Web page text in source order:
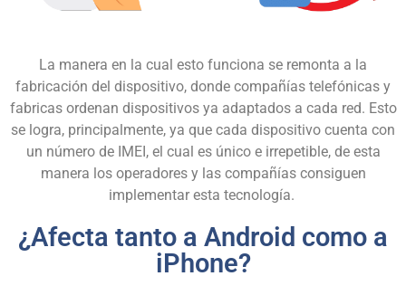
La manera en la cual esto funciona se remonta a la
fabricación del dispositivo, donde compañías telefónicas y
fabricas ordenan dispositivos ya adaptados a cada red. Esto
se logra, principalmente, ya que cada dispositivo cuenta con
un número de IMEI, el cual es único e irrepetible, de esta
manera los operadores y las compañías consiguen
implementar esta tecnología.
¿Afecta tanto a Android como a
iPhone?